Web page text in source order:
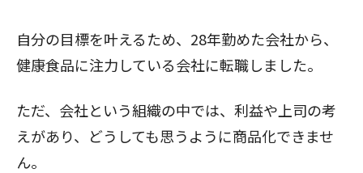
自分の目標を叶えるため、28年勤めた会社から、
健康食品に注力している会社に転職しました。
ただ、会社という組織の中では、利益や上司の考
えがあり、どうしても思うように商品化できませ
ん。